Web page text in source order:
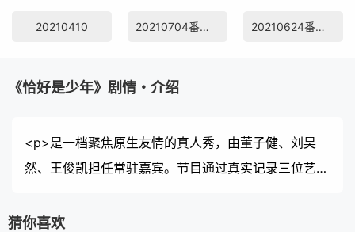
20210410 20210704番外篇2 20210624番外篇1
《恰好是少年》剧情・介绍
<p>是一档聚焦原生友情的真人秀，由董子健、刘昊
然、王俊凯担任常驻嘉宾。节目通过真实记录三位艺人
时希望通过节目中对三位少年旅途中所见所感的描绘，
猜你喜欢